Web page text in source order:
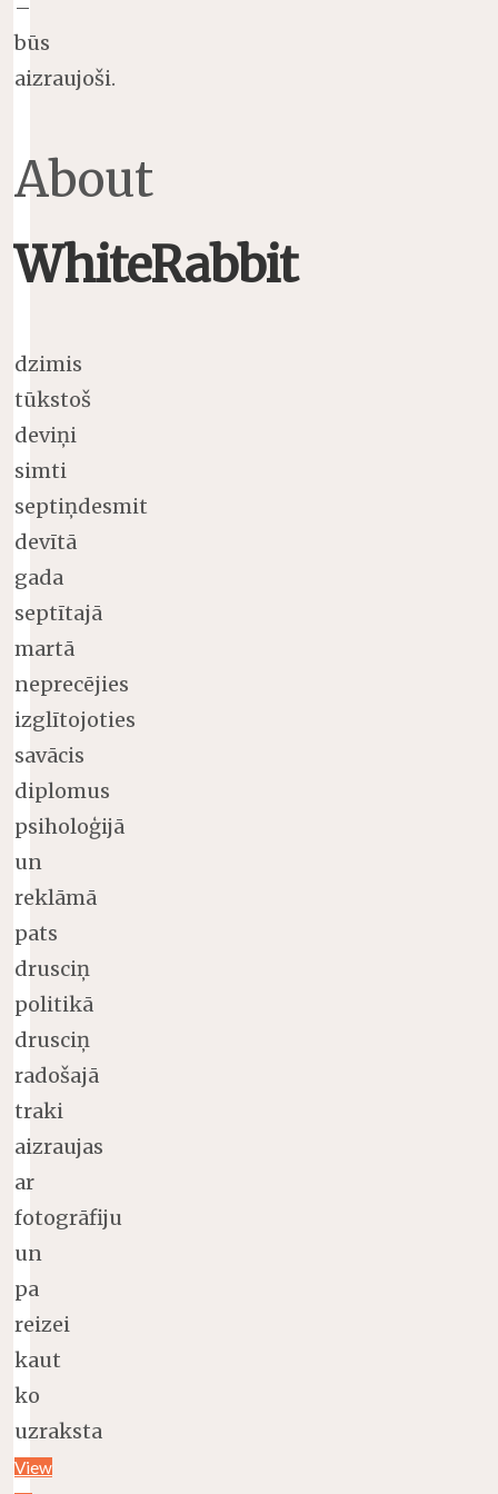
–
būs
aizraujoši.
About
WhiteRabbit
dzimis
tūkstoš
deviņi
simti
septiņdesmit
devītā
gada
septītajā
martā
neprecējies
izglītojoties
savācis
diplomus
psiholoģijā
un
reklāmā
pats
drusciņ
politikā
drusciņ
radošajā
traki
aizraujas
ar
fotogrāfiju
un
pa
reizei
kaut
ko
uzraksta
View